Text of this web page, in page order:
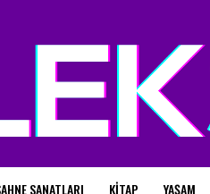
SANATLARI KITAP YAŞAM